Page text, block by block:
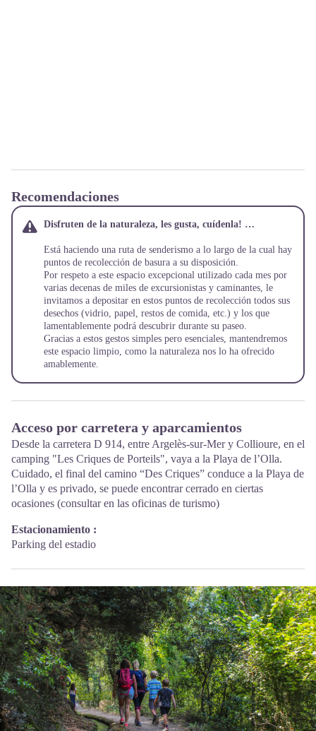
Recomendaciones
Disfruten de la naturaleza, les gusta, cuídenla! …
Está haciendo una ruta de senderismo a lo largo de la cual hay
puntos de recolección de basura a su disposición.
Por respeto a este espacio excepcional utilizado cada mes por
varias decenas de miles de excursionistas y caminantes, le
invitamos a depositar en estos puntos de recolección todos sus
desechos (vidrio, papel, restos de comida, etc.) y los que
lamentablemente podrá descubrir durante su paseo.
Gracias a estos gestos simples pero esenciales, mantendremos
este espacio limpio, como la naturaleza nos lo ha ofrecido
amablemente.
Acceso por carretera y aparcamientos
Desde la carretera D 914, entre Argelès-sur-Mer y Collioure, en el
camping "Les Criques de Porteils", vaya a la Playa de l’Olla.
Cuidado, el final del camino “Des Criques” conduce a la Playa de
l’Olla y es privado, se puede encontrar cerrado en ciertas
ocasiones (consultar en las oficinas de turismo)
Estacionamiento :
Parking del estadio